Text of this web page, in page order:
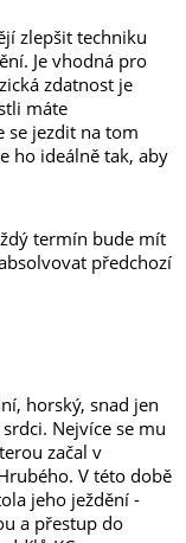
zlepšit techniku
Je vhodná pro
zdatnost je
máte
se jezdit na tom
ho ideálně tak, aby
termín bude mít
předchozí
horský, snad jen
Nejvíce se mu
začal v
V této době
jeho ježdění -
a přestup do